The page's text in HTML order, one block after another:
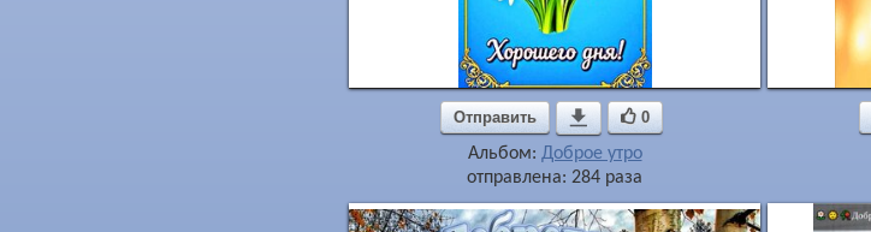
Отправить  0
Альбом: Доброе утро
отправлена: 284 раза